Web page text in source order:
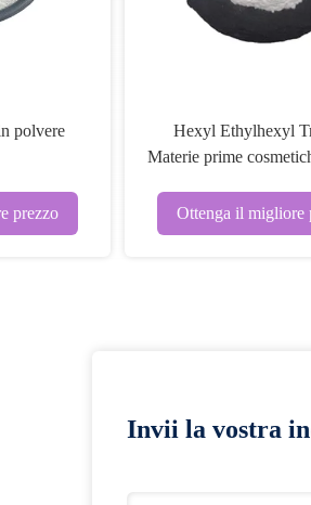
polvere
prezzo
Hexyl Ethylhexyl
Materie prime
Ottenga il migliore
Invii la vostra